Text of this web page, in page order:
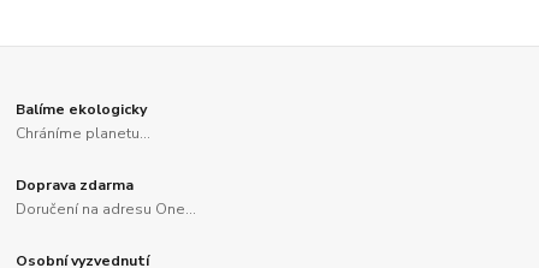
Balíme ekologicky
Chráníme planetu...
Doprava zdarma
Doručení na adresu One...
Osobní vyzvednutí